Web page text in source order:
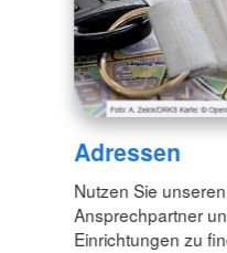
Adressen
Nutzen Sie
Ansprechpartner
Einrichtungen zu